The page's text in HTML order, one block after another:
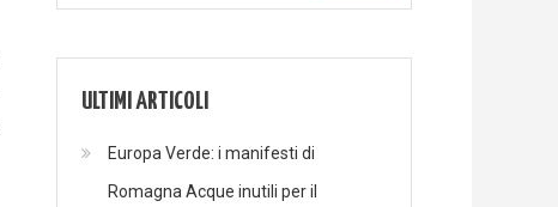
ULTIMI ARTICOLI
Europa Verde: i manifesti di
Romagna Acque inutili per il